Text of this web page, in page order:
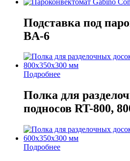
Подставка под
BA-6
Подробнее
Полка для
подносов RT-800,
Подробнее